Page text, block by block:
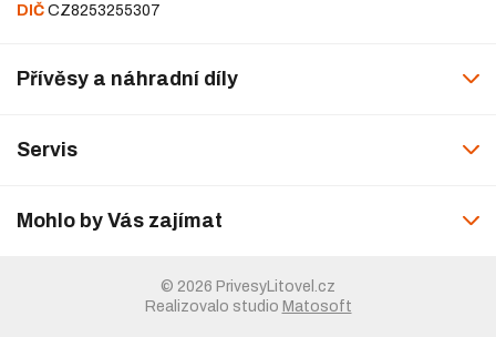
DIČ CZ8253255307
Přívěsy a náhradní díly
Servis
Mohlo by Vás zajímat
© 2026 PrivesyLitovel.cz
Realizovalo studio Matosoft